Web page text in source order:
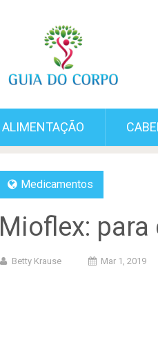
ALIMENTAÇÃO
Medicamentos
Mioflex: para
Betty Krause Mar 1, 2019